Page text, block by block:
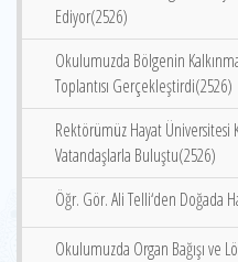
Ediyor(2526)
Okulumuzda Bölgenin
Toplantısı Gerçekleştirdi(2526)
Rektörümüz Hayat Üniversitesi
Vatandaşlarla Buluştu(2526)
Öğr. Gör. Ali Telli‘den Doğada
Okulumuzda Organ Bağışı ve